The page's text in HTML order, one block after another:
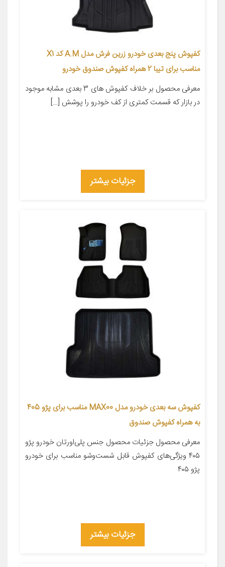
کفپوش پنج بعدی خودرو زرین فرش مدل A.M کد X1
مناسب برای تیبا 2 همراه کفپوش صندوق خودرو
معرفی محصول بر خلاف کفپوش های 3 بعدی مشابه موجود
در بازار که قسمت کمتری از کف خودرو را پوشش […]
جزئیات بیشتر
کفپوش سه بعدی خودرو مدل MAX00 مناسب برای پژو 405
به همراه کفپوش صندوق
معرفی محصول جزئیات محصول جنس پلی‌اورتان خودرو پژو
۴۰۵ ویژگی‌های کفپوش قابل شست‌وشو مناسب برای خودرو
پژو ۴۰۵
جزئیات بیشتر